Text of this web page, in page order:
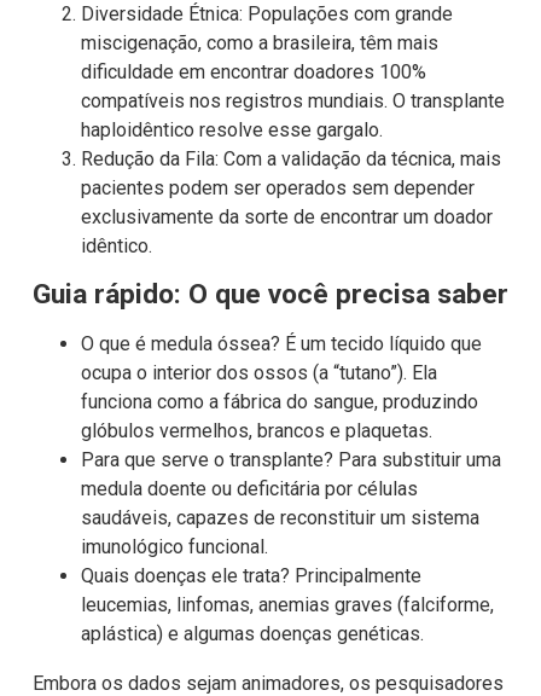
Diversidade Étnica: Populações com grande
miscigenação, como a brasileira, têm mais
dificuldade em encontrar doadores 100%
compatíveis nos registros mundiais. O transplante
haploidêntico resolve esse gargalo.
Redução da Fila: Com a validação da técnica, mais
pacientes podem ser operados sem depender
exclusivamente da sorte de encontrar um doador
idêntico.
Guia rápido: O que você precisa saber
O que é medula óssea? É um tecido líquido que
ocupa o interior dos ossos (a “tutano”). Ela
funciona como a fábrica do sangue, produzindo
glóbulos vermelhos, brancos e plaquetas.
Para que serve o transplante? Para substituir uma
medula doente ou deficitária por células
saudáveis, capazes de reconstituir um sistema
imunológico funcional.
Quais doenças ele trata? Principalmente
leucemias, linfomas, anemias graves (falciforme,
aplástica) e algumas doenças genéticas.
Embora os dados sejam animadores, os pesquisadores